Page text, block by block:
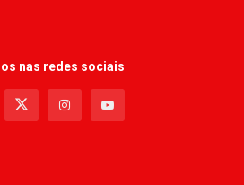
nas redes sociais